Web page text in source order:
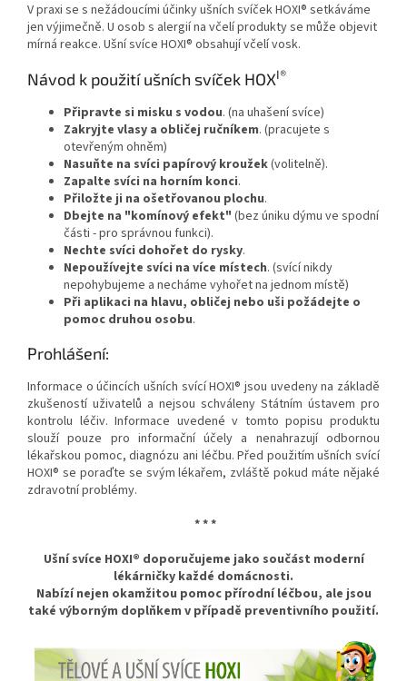
V praxi se s nežádoucími účinky ušních svíček HOXI® setkáváme
jen výjimečně. U osob s alergií na včelí produkty se může objevit
mírná reakce. Ušní svíce HOXI® obsahují včelí vosk.
Návod k použití ušních svíček HOXI®
Připravte si misku s vodou. (na uhašení svíce)
Zakryjte vlasy a obličej ručníkem. (pracujete s
otevřeným ohněm)
Nasuňte na svíci papírový kroužek(volitelně).
Zapalte svíci na horním konci.
Přiložte ji na ošetřovanou plochu.
Dbejte na "komínový efekt" (bez úniku dýmu ve spodní
části - pro správnou funkci).
Nechte svíci dohořet do rysky.
Nepoužívejte svíci na více místech. (svící nikdy
nepohybujeme a necháme vyhořet na jednom místě)
Při aplikaci na hlavu, obličej nebo uši požádejte o
pomoc druhou osobu.
Prohlášení:
Informace o účincích ušních svící HOXI® jsou uvedeny na základě
zkušeností uživatelů a nejsou schváleny Státním ústavem pro
kontrolu léčiv. Informace uvedené v tomto popisu produktu
slouží pouze pro informační účely a nenahrazují odbornou
lékařskou pomoc, diagnózu ani léčbu. Před použitím ušních svící
HOXI® se poraďte se svým lékařem, zvláště pokud máte nějaké
zdravotní problémy.
* * *
Ušní svíce HOXI® doporučujemejako součást moderní
lékárničky každé domácnosti.
Nabízí nejen okamžitou pomoc přírodní léčbou, ale jsou
také výborným doplňkem v případě preventivního použití.